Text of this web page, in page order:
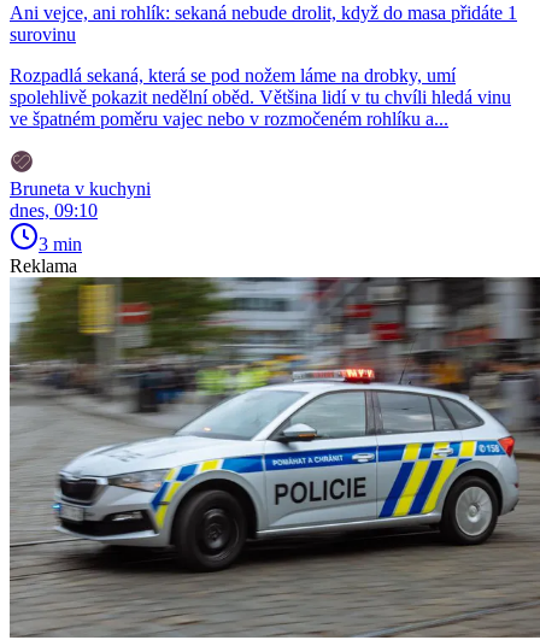
Ani vejce, ani rohlík: sekaná nebude drolit, když do masa přidáte 1
surovinu
Rozpadlá sekaná, která se pod nožem láme na drobky, umí
spolehlivě pokazit nedělní oběd. Většina lidí v tu chvíli hledá vinu
ve špatném poměru vajec nebo v rozmočeném rohlíku a...
Bruneta v kuchyni
dnes, 09:10
3 min
Reklama